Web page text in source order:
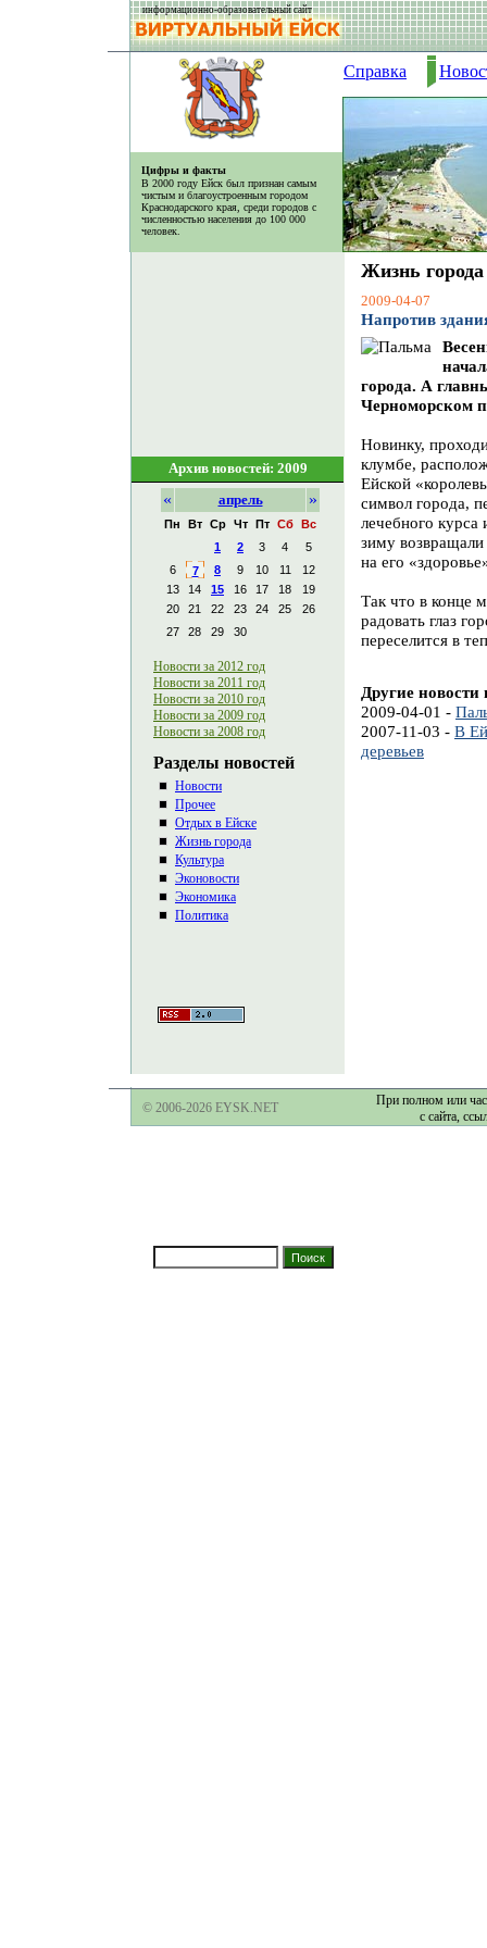
информационно-образовательный сайт
Цифры и факты
В 2000 году Ейск был признан самым
чистым и благоустроенным городом
Краснодарского края, среди городов с
численностью населения до 100 000
человек.
Справка
Жизнь города
2009-04-07
Напротив
города. А
Черноморском
Новинку,
клумбе,
Ейской
символ города,
лечебного курса
зиму возвращали
на его
Так что в конце
радовать глаз
переселится в
Другие новости
2009-04-01 -
2007-11-03 - В
деревьев
Архив новостей: 2009
« апрель »
Пн Вт Ср Чт Пт Сб
Вс
1
2 3 4
5
6
7 8 9 10 11
12
13
14 15 16 17 18
19
20
21 22 23 24 25
26
27
28 29 30
Новости за 2012 год
Новости за 2011 год
Новости за 2010 год
Новости за 2009 год
Новости за 2008 год
Разделы новостей
Новости
Прочее
Отдых в Ейске
Жизнь города
Культура
Эконовости
Экономика
Политика
© 2006-2026 EYSK.NET
При полном или
с сайта,